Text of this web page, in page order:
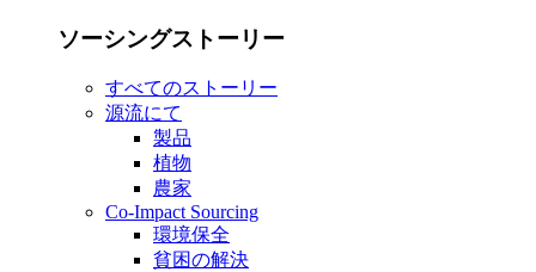
ソーシングストーリー
すべてのストーリー
源流にて
製品
植物
農家
Co-Impact Sourcing
環境保全
貧困の解決